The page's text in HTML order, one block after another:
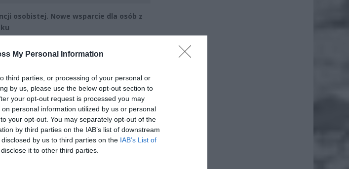
My Personal Information
third parties, or processing of your personal or
by us, please use the below opt-out section to
your opt-out request is processed you may
personal information utilized by us or personal
your opt-out. You may separately opt-out of the
by third parties on the IAB’s list of downstream
by us to third parties on the IAB’s List of
it to other third parties.
osobistej. Nowe wsparcie dla osób z
domagały się rozwiązań, które zapewnią
życiu. Rząd właśnie ogłosił projekt
– po raz pierwszy wprowadzony zostanie
do indywidualnych potrzeb.